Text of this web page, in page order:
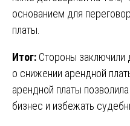
основанием для
платы.
Итог: Стороны заключили
о снижении арендной
арендной платы
бизнес и избежать